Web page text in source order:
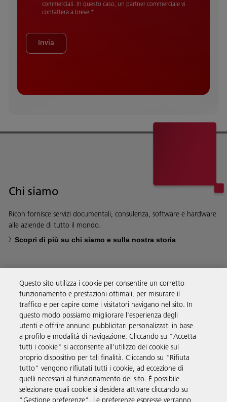
commerciali. In questo caso, un partner commerciale vi
contatterà a breve.*
Invia
Chi siamo
Ricoh fornisce servizi documentali, consulenza, software e hardware
alle aziende di tutto il mondo.
Scopri di più su chi siamo e sulla nostra storia
Soluzioni
Prodotti e servizi
Supporto
Informazioni aggiuntive
Questo sito utilizza i cookie per consentire un corretto
funzionamento e prestazioni ottimali, per misurare il
traffico e per capire come i visitatori navigano nel sito. In
questo modo possiamo migliorare l'esperienza degli
utenti e offrire annunci pubblicitari personalizzati in base
a profilo e modalità di navigazione. Cliccando su "Accetta
tutti i cookie" si acconsente all'utilizzo dei cookie sul
proprio dispositivo per tali finalità. Cliccando su "Rifiuta
tutto" vengono rifiutati tutti i cookie, ad eccezione di
quelli necessari al funzionamento del sito. È possibile
selezionare quali cookie si desidera attivare cliccando su
"Gestione preferenze". Le preferenze espresse verranno